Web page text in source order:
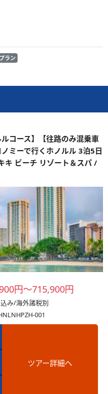
ラン
コース】【往路のみ混乗車
ミーで行くホノルル 3泊5日
キ ビーチ リゾート＆スパ /
円～715,900円
み/海外諸税別
001
ツアー詳細へ